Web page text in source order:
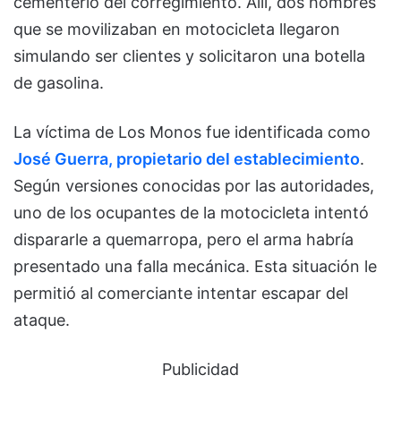
que se movilizaban en motocicleta llegaron
simulando ser clientes y solicitaron una botella
de gasolina.
La víctima de Los Monos fue identificada como
José Guerra, propietario del establecimiento.
Según versiones conocidas por las autoridades,
uno de los ocupantes de la motocicleta intentó
dispararle a quemarropa, pero el arma habría
presentado una falla mecánica. Esta situación le
permitió al comerciante intentar escapar del
ataque.
Publicidad